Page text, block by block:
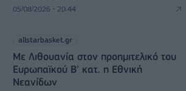
05/08/2026 - 20:44
allstarbasket.gr
Με Λιθουανία στον προημιτελικό του
Ευρωπαϊκού Β' κατ. η Εθνική
Νεανίδων